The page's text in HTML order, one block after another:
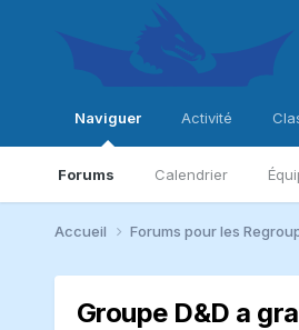
Naviguer
Forums Calendrier
Activité
Accueil Forums pour les
Groupe D&D a